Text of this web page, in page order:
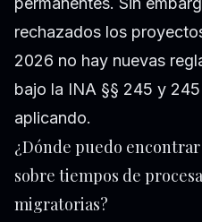
rechazados los
2026 no hay nuevas
bajo la INA §§ 245 y
aplicando.
¿Dónde puedo
sobre tiempos de
migratorias?